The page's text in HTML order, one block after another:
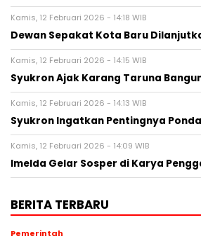
Kamis, 12 Februari 2026 - 14:18 WIB
Dewan Sepakat Kota Baru
Kamis, 12 Februari 2026 - 14:15 WIB
Syukron Ajak Karang Taruna
Kamis, 12 Februari 2026 - 14:13 WIB
Syukron Ingatkan Pentingnya
Kamis, 12 Februari 2026 - 14:09 WIB
Imelda Gelar Sosper di Karya
BERITA TERBARU
Pemerintah